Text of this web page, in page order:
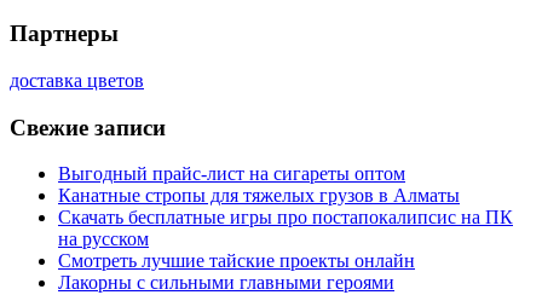
Партнеры
доставка цветов
Свежие записи
Выгодный прайс-лист на сигареты оптом
Канатные стропы для тяжелых грузов в Алматы
Скачать бесплатные игры про постапокалипсис на ПК
на русском
Смотреть лучшие тайские проекты онлайн
Лакорны с сильными главными героями